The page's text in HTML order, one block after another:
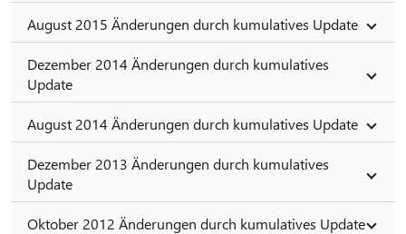
August 2015 Änderungen durch kumulatives Update
Dezember 2014 Änderungen durch kumulatives
Update
August 2014 Änderungen durch kumulatives Update
Dezember 2013 Änderungen durch kumulatives
Update
Oktober 2012 Änderungen durch kumulatives Update